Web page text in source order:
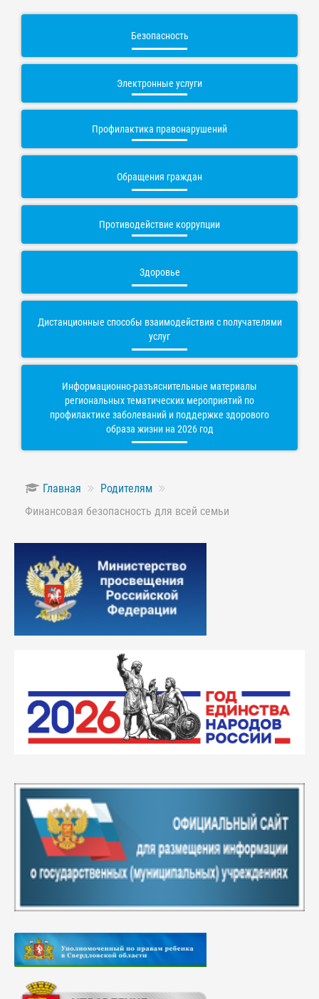
Безопасность
Электронные услуги
Профилактика правонарушений
Обращения граждан
Противодействие коррупции
Здоровье
Дистанционные способы взаимодействия с получателями
услуг
Информационно-разъяснительные материалы
региональных тематических мероприятий по
профилактике заболеваний и поддержке здорового
образа жизни на 2026 год
Главная
Родителям
Финансовая безопасность для всей семьи